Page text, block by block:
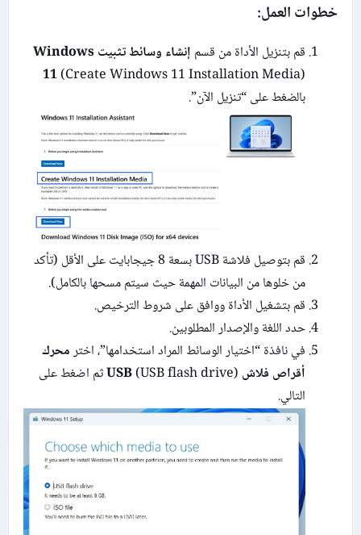
خطوات العمل:
قم بتنزيل الأداة من قسم
إنشاء وسائط تثبيت Windows
11(Create Windows 11 Installation Media)
بالضغط على “تنزيل الآن”.
قم بتوصيل فلاشة USB بسعة 8 جيجابايت على الأقل (تأكد
من خلوها من البيانات المهمة حيث سيتم مسحها بالكامل).
قم بتشغيل الأداة ووافق على شروط الترخيص.
حدد اللغة والإصدار المطلوبين.
في نافذة “اختيار الوسائط المراد استخدامها”، اخترمحرك
أقراص فلاش USB
(USB flash drive) ثم اضغط على
التالي.